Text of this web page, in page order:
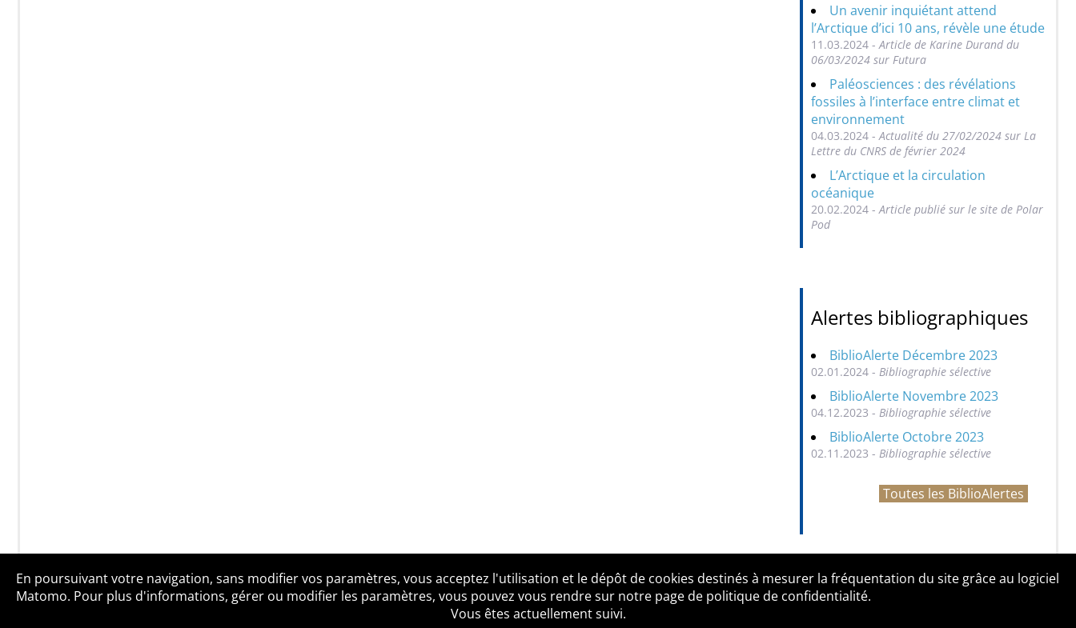
Un avenir inquiétant attend
l’Arctique d’ici 10 ans, révèle une étude
11.03.2024 - Article de Karine Durand du
06/03/2024 sur Futura
Paléosciences : des révélations
fossiles à l’interface entre climat et
environnement
04.03.2024 - Actualité du 27/02/2024 sur La
Lettre du CNRS de février 2024
L’Arctique et la circulation
océanique
20.02.2024 - Article publié sur le site de Polar
Pod
Alertes bibliographiques
BiblioAlerte Décembre 2023
02.01.2024 - Bibliographie sélective
BiblioAlerte Novembre 2023
04.12.2023 - Bibliographie sélective
BiblioAlerte Octobre 2023
02.11.2023 - Bibliographie sélective
Toutes les BiblioAlertes
Qui sommes-nous ? Mentions légales Accessibilité Politique de confidentialité Contact
En poursuivant votre navigation, sans modifier vos paramètres, vous acceptez l'utilisation et le dépôt de cookies destinés à mesurer la fréquentation du site grâce au logiciel
Matomo. Pour plus d'informations, gérer ou modifier les paramètres, vous pouvez vous rendre sur notre page de politique de confidentialité.
Vous êtes actuellement suivi.